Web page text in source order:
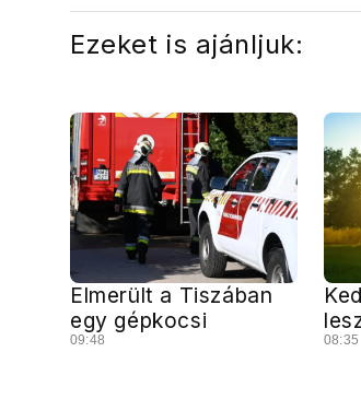
Ezeket is ajánljuk:
Elmerült a Tiszában
egy gépkocsi
09:48 08:35